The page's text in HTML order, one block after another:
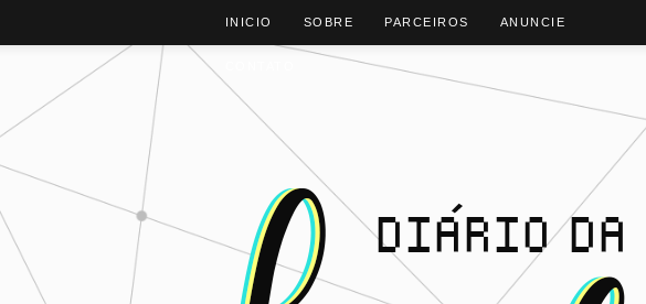
INICIO SOBRE PARCEIROS ANUNCIE